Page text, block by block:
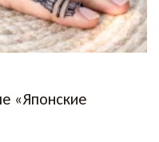
«Японские